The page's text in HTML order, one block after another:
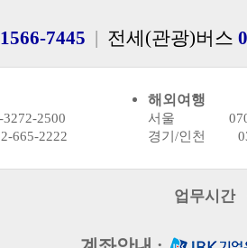
1566-7445 | 전세(관광)버스
2500
2222
해외여행
서울 070-
경기/인천
업무시간